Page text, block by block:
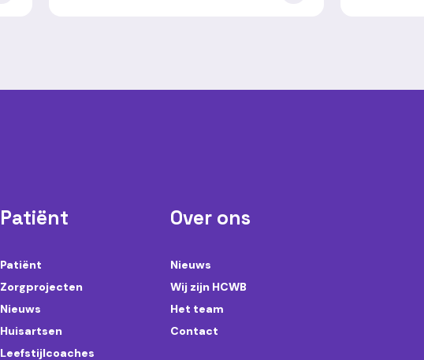
Patiënt
Patiënt
Zorgprojecten
Nieuws
Huisartsen
Leefstijlcoaches
Over ons
Nieuws
Wij zijn HCWB
Het team
Contact